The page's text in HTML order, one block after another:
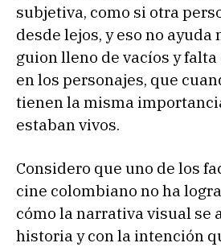
subjetiva, como si otra
desde lejos, y eso no ayuda
guion lleno de vacíos y
en los personajes, que
tienen la misma
estaban vivos.
Considero que uno de los
cine colombiano no ha
cómo la narrativa visual se
historia y con la intención